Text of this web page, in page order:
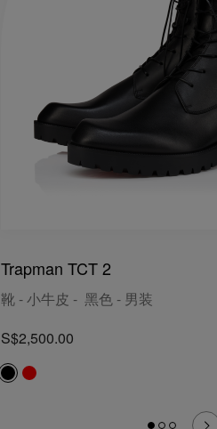
Trapman TCT 2
靴 - 小牛皮 - 黑色 - 男装
S$2,500.00